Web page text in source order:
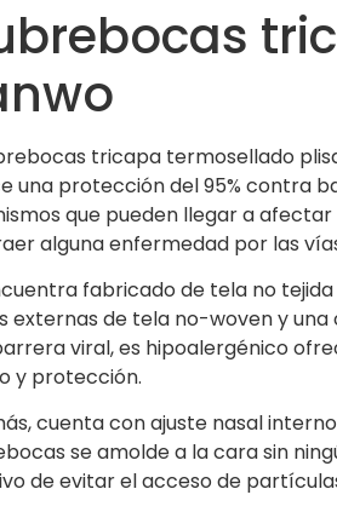
tricapa termosellado
una protección del 95% contra
que pueden llegar a
alguna enfermedad por las
fabricado de tela no
externas de tela no-woven y
viral, es hipoalergénico
y protección.
cuenta con ajuste nasal
se amolde a la cara sin
de evitar el acceso de